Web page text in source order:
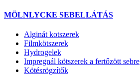
MÖLNLYCKE SEBELLÁTÁS
Alginát kotszerek
Filmkötszerek
Hydrogelek
Impregnál kötszerek a fertőzött sebre
Kötésrögzítők